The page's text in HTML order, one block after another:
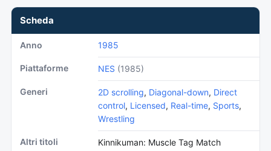
Scheda
Anno 1985
Piattaforme NES (1985)
Generi 2D scrolling, Diagonal-down, Direct
control, Licensed, Real-time, Sports,
Wrestling
Altri titoli Kinnikuman: Muscle Tag Match